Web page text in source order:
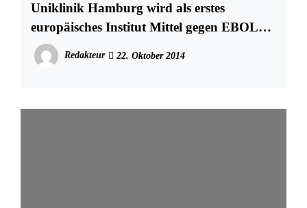
Uniklinik Hamburg wird als erstes
europäisches Institut Mittel gegen EBOLA
testen
Redakteur 22. Oktober 2014